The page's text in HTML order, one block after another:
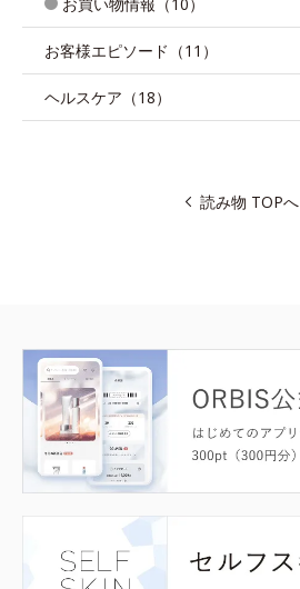
お客様エピソード（11）
ヘルスケア（18）
読み物 TOPへ